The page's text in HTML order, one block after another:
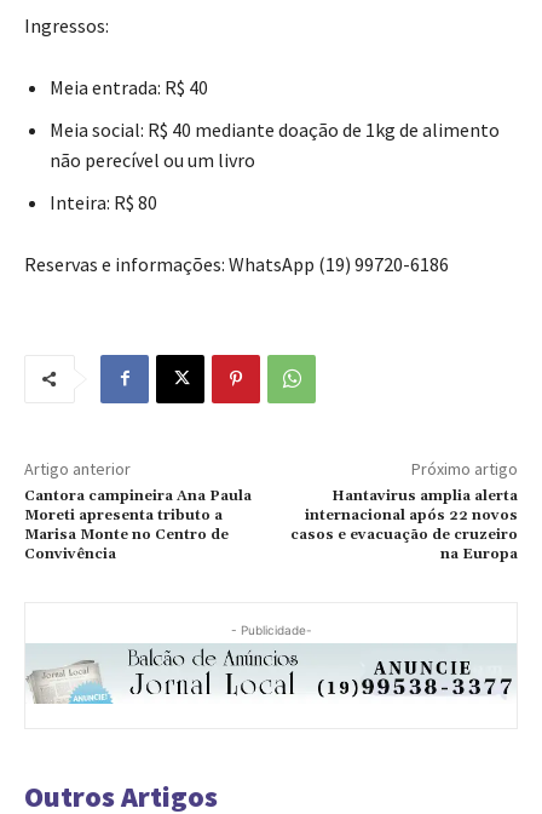
Ingressos:
Meia entrada: R$ 40
Meia social: R$ 40 mediante doação de 1kg de alimento
não perecível ou um livro
Inteira: R$ 80
Reservas e informações: WhatsApp (19) 99720-6186
Artigo anterior
Cantora campineira Ana Paula
Moreti apresenta tributo a
Marisa Monte no Centro de
Convivência
Próximo artigo
Hantavirus amplia alerta
internacional após 22 novos
casos e evacuação de cruzeiro
na Europa
- Publicidade-
Outros Artigos